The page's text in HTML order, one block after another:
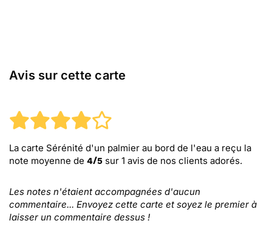
Avis sur cette carte
La carte Sérénité d'un palmier au bord de l'eau a reçu la
note moyenne de 4/5 sur 1 avis de nos clients adorés.
Les notes n'étaient accompagnées d'aucun
commentaire... Envoyez cette carte et soyez le premier à
laisser un commentaire dessus !